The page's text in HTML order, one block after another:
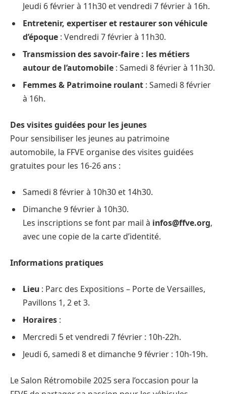
Jeudi 6 février à 11h30 et vendredi 7 février à 16h.
Entretenir, expertiser et restaurer son véhicule
d’époque : Vendredi 7 février à 11h30.
Transmission des savoir-faire : les métiers
autour de l’automobile : Samedi 8 février à 11h30.
Femmes & Patrimoine roulant : Samedi 8 février
à 16h.
Des visites guidées pour les jeunes
Pour sensibiliser les jeunes au patrimoine
automobile, la FFVE organise des visites guidées
gratuites pour les 16-26 ans :
Samedi 8 février à 10h30 et 14h30.
Dimanche 9 février à 10h30.
Les inscriptions se font par mail à infos@ffve.org,
avec une copie de la carte d’identité.
Informations pratiques
Lieu : Parc des Expositions – Porte de Versailles,
Pavillons 1, 2 et 3.
Horaires :
Mercredi 5 et vendredi 7 février : 10h-22h.
Jeudi 6, samedi 8 et dimanche 9 février : 10h-19h.
Le Salon Rétromobile 2025 sera l’occasion pour la